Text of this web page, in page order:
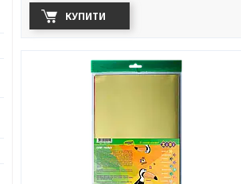
КУПИТИ